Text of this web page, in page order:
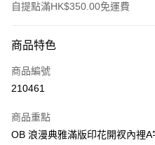
自提點滿HK$350.00免運費
信用卡
Apple Pay
PayMe
商品特色
商品編號
210461
商品重點
OB 浪漫典雅滿版印花開衩內裡